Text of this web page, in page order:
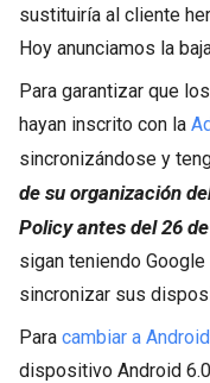
sustituiría al cliente
Hoy anunciamos la
Para garantizar que
hayan inscrito con la
sincronizándose y
de su organización
Policy antes del 26
sigan teniendo
sincronizar sus
Para cambiar a
dispositivo Android